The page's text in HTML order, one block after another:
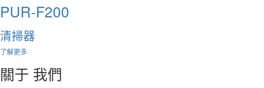
PUR-F200
清掃器
了解更多
關于 我們